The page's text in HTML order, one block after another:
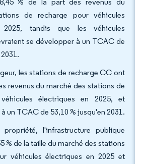
de recharge pour véhicules
2025, tandis que les véhicules
se développer à un TCAC de
les stations de recharge CC ont
revenus du marché des stations de
électriques en 2025, et
un TCAC de 53,10 % jusqu'en 2031.
l'infrastructure publique
% de la taille du marché des stations
véhicules électriques en 2025 et